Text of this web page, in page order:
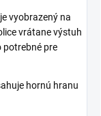
vyobrazený na
vrátane výstuh
potrebné pre
hornú hranu